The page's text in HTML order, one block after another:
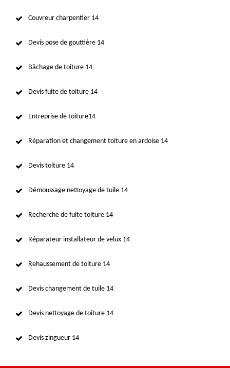
Couvreur charpentier 14
Devis pose de gouttière 14
Bâchage de toiture 14
Devis fuite de toiture 14
Entreprise de toiture14
Réparation et changement toiture en ardoise 14
Devis toiture 14
Démoussage nettoyage de tuile 14
Recherche de fuite toiture 14
Réparateur installateur de velux 14
Rehaussement de toiture 14
Devis changement de tuile 14
Devis nettoyage de toiture 14
Devis zingueur 14